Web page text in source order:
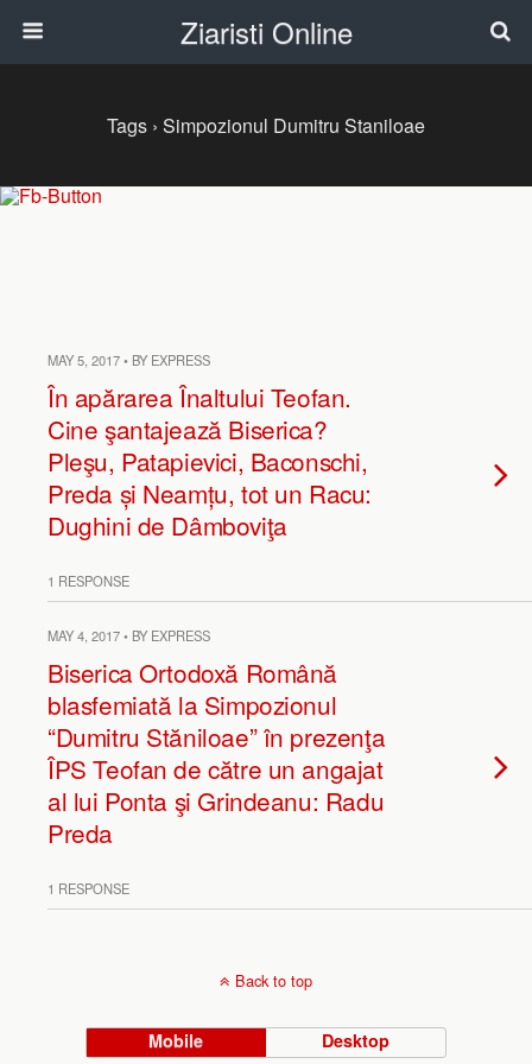
Ziaristi Online
Tags › Simpozionul Dumitru Staniloae
MAY 5, 2017 • BY EXPRESS
În apărarea Înaltului Teofan.
Cine şantajează Biserica?
Pleşu, Patapievici, Baconschi,
Preda și Neamțu, tot un Racu:
Dughini de Dâmboviţa
1 RESPONSE
MAY 4, 2017 • BY EXPRESS
Biserica Ortodoxă Română
blasfemiată la Simpozionul
“Dumitru Stăniloae” în prezenţa
ÎPS Teofan de către un angajat
al lui Ponta şi Grindeanu: Radu
Preda
1 RESPONSE
Back to top
Mobile Desktop